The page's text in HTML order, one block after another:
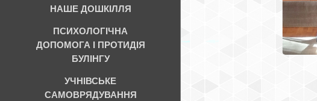
НАШЕ ДОШКІЛЛЯ
ПСИХОЛОГІЧНА
ДОПОМОГА І ПРОТИДІЯ
БУЛІНГУ
УЧНІВСЬКЕ
САМОВРЯДУВАННЯ